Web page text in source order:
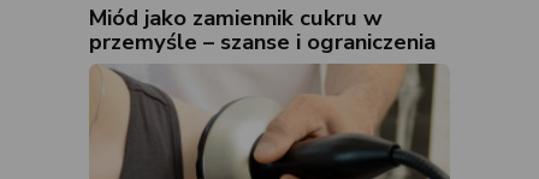
Miód jako zamiennik cukru w
przemyśle – szanse i ograniczenia